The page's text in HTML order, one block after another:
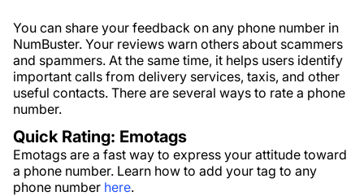
You can share your feedback on any phone number in
NumBuster. Your reviews warn others about scammers
and spammers. At the same time, it helps users identify
important calls from delivery services, taxis, and other
useful contacts. There are several ways to rate a phone
number.
Quick Rating: Emotags
Emotags are a fast way to express your attitude toward
a phone number. Learn how to add your tag to any
phone number here.